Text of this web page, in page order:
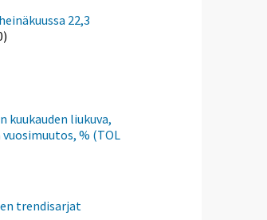
22,3
kuukauden liukuva,
% (TOL
trendisarjat